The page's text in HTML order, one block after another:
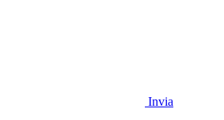
Invia